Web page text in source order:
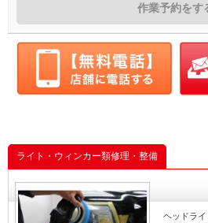
作業予約をす
ライト・ウィンカー類修理・整備
ヘッドラ